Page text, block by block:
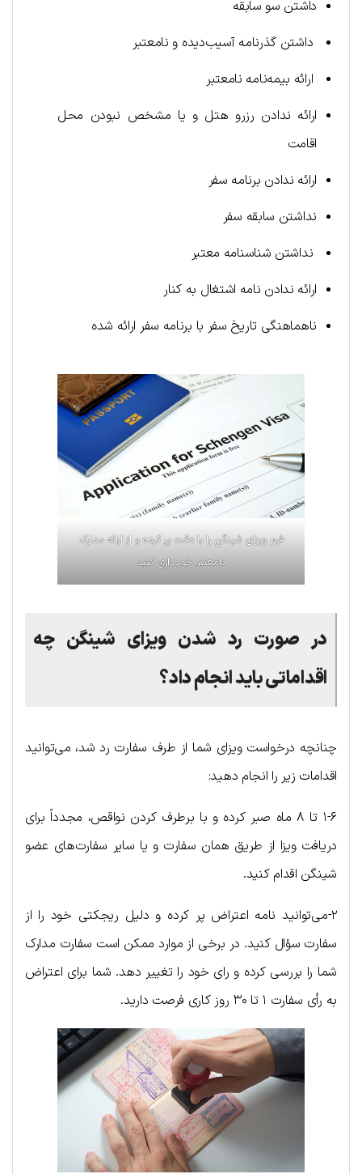
داشتن سو سابقه
داشتن گذرنامه آسیب‌دیده و نامعتبر
ارائه بیمه‌نامه نامعتبر
ارائه ندادن رزرو هتل و یا مشخص نبودن محل
اقامت
ارائه ندادن برنامه سفر
نداشتن سابقه سفر
نداشتن شناسنامه معتبر
ارائه ندادن نامه اشتغال به کنار
ناهماهنگی تاریخ سفر با برنامه سفر ارائه شده
فرم ویزای شینگن را با دقت پر کرده و از ارائه مدارک
نامعتبر خودداری کنید
در صورت رد شدن ویز‌‌ا‌ی شینگن چه
اقداماتی باید انجام داد؟
چنانچه درخواست ویزای شما از طرف سفارت رد شد، می‌توانید
اقدامات زیر را انجام دهید:
۱-۶ تا ۸ ماه صبر کرده و با برطرف کردن نواقص، مجدداً برای
دریافت ویزا از طریق همان سفارت و یا سایر سفارت‌های عضو
شینگن اقدام کنید.
۲-می‌توانید نامه اعتراض پر کرده و دلیل ریجکتی خود را از
سفارت سؤال کنید. در برخی از موارد ممکن است سفارت مدارک
شما را بررسی کرده و رای خود را تغییر دهد. شما برای اعتراض
به رأی سفارت ۱ تا ۳۰ روز کاری فرصت دارید.